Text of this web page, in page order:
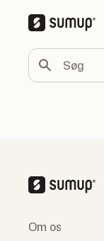
Søg
Om os